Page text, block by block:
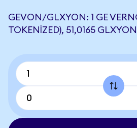
GEVON/GLXYON: 1 GE
TOKENIZED), 51,0165